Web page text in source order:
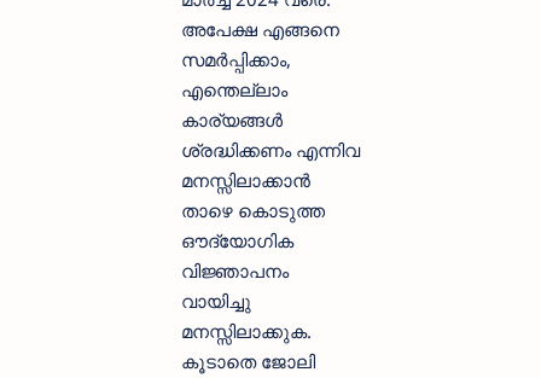
അപേക്ഷ എങ്ങനെ
സമര്‍പ്പിക്കാം,
എന്തെല്ലാം
കാര്യങ്ങള്‍
ശ്രദ്ധിക്കണം എന്നിവ
മനസ്സിലാക്കാന്‍
താഴെ കൊടുത്ത
ഔദ്യോഗിക
വിജ്ഞാപനം
വായിച്ചു
മനസ്സിലാക്കുക.
കൂടാതെ ജോലി